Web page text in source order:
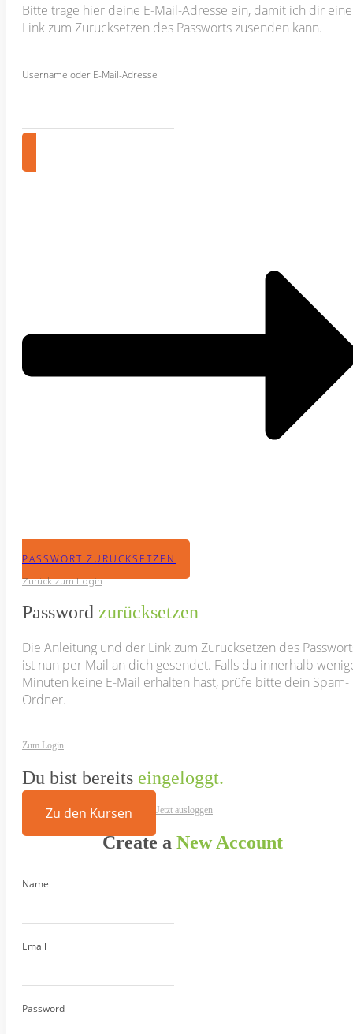
Bitte trage hier deine E-Mail-Adresse ein, damit ich dir
Link zum Zurücksetzen des Passworts zusenden kann.
Username oder E-Mail-Adresse
PASSWORT ZURÜCKSETZEN
Zurück zum Login
Password zurücksetzen
Die Anleitung und der Link zum Zurücksetzen des
ist nun per Mail an dich gesendet. Falls du innerhalb
Minuten keine E-Mail erhalten hast, prüfe bitte dein Spam-
Ordner.
Zum Login
Du bist bereits eingeloggt.
Zu den Kursen Jetzt ausloggen
Create a New Account
Name
Email
Password